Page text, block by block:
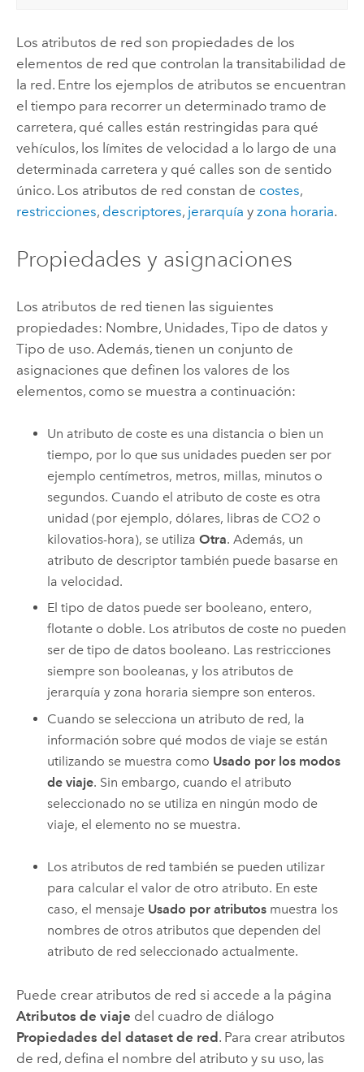
Los atributos de red son propiedades de los
elementos de red que controlan la transitabilidad de
la red. Entre los ejemplos de atributos se encuentran
el tiempo para recorrer un determinado tramo de
carretera, qué calles están restringidas para qué
vehículos, los límites de velocidad a lo largo de una
determinada carretera y qué calles son de sentido
único. Los atributos de red constan de costes,
restricciones, descriptores, jerarquía y zona horaria.
Propiedades y asignaciones
Los atributos de red tienen las siguientes
propiedades: Nombre, Unidades, Tipo de datos y
Tipo de uso. Además, tienen un conjunto de
asignaciones que definen los valores de los
elementos, como se muestra a continuación:
Un atributo de coste es una distancia o bien un
tiempo, por lo que sus unidades pueden ser por
ejemplo centímetros, metros, millas, minutos o
segundos. Cuando el atributo de coste es otra
unidad (por ejemplo, dólares, libras de CO2 o
kilovatios-hora), se utilizaOtra. Además, un
atributo de descriptor también puede basarse en
la velocidad.
El tipo de datos puede ser booleano, entero,
flotante o doble. Los atributos de coste no pueden
ser de tipo de datos booleano. Las restricciones
siempre son booleanas, y los atributos de
jerarquía y zona horaria siempre son enteros.
Cuando se selecciona un atributo de red, la
información sobre qué modos de viaje se están
utilizando se muestra como Usado por los modos
de viaje. Sin embargo, cuando el atributo
seleccionado no se utiliza en ningún modo de
viaje, el elemento no se muestra.
Los atributos de red también se pueden utilizar
para calcular el valor de otro atributo. En este
caso, el mensaje Usado por atributos muestra los
nombres de otros atributos que dependen del
atributo de red seleccionado actualmente.
Puede crear atributos de red si accede a la página
Atributos de viaje del cuadro de diálogo
Propiedades del dataset de red. Para crear atributos
de red, defina el nombre del atributo y su uso, las